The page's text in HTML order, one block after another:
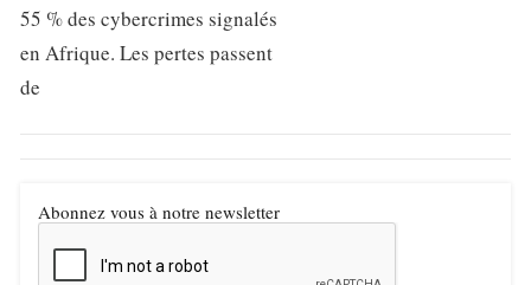
55 % des cybercrimes signalés
en Afrique. Les pertes passent
de
Abonnez vous à notre newsletter